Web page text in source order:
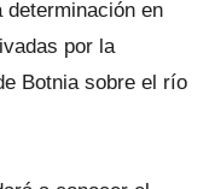
determinación en
por la
Botnia sobre el río